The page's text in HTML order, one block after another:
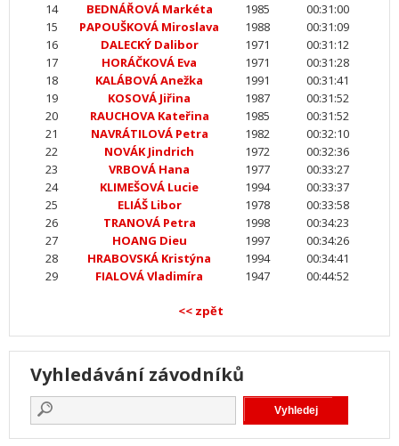
14
BEDNÁŘOVÁ Markéta 1985
00:31:00
15
PAPOUŠKOVÁ Miroslava 1988
00:31:09
16
DALECKÝ Dalibor 1971
00:31:12
17
HORÁČKOVÁ Eva 1971
00:31:28
18
KALÁBOVÁ Anežka 1991
00:31:41
19
KOSOVÁ Jiřina 1987
00:31:52
20
RAUCHOVA Kateřina 1985
00:31:52
21
NAVRÁTILOVÁ Petra 1982
00:32:10
22
NOVÁK Jindrich 1972
00:32:36
23
VRBOVÁ Hana 1977
00:33:27
24
KLIMEŠOVÁ Lucie 1994
00:33:37
25
ELIÁŠ Libor 1978
00:33:58
26
TRANOVÁ Petra 1998
00:34:23
27
HOANG Dieu 1997
00:34:26
28
HRABOVSKÁ Kristýna 1994
00:34:41
29
FIALOVÁ Vladimíra 1947 00:44:52
<< zpět
Vyhledávání závodníků